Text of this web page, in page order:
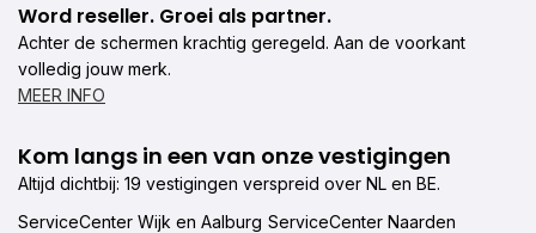
Word reseller. Groei als partner.
Achter de schermen krachtig geregeld. Aan de voorkant
volledig jouw merk.
MEER INFO
Kom langs in een van onze vestigingen
Altijd dichtbij: 19 vestigingen verspreid over NL en BE.
ServiceCenter Wijk en Aalburg ServiceCenter Naarden